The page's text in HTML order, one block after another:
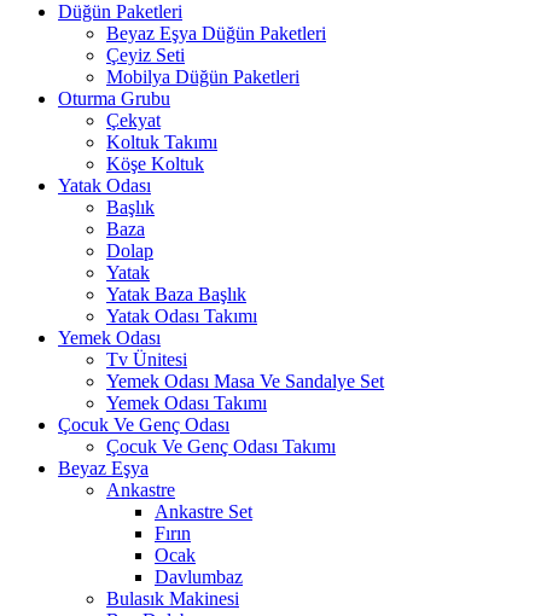
Düğün Paketleri
Beyaz Eşya Düğün Paketleri
Çeyiz Seti
Mobilya Düğün Paketleri
Oturma Grubu
Çekyat
Koltuk Takımı
Köşe Koltuk
Yatak Odası
Başlık
Baza
Dolap
Yatak
Yatak Baza Başlık
Yatak Odası Takımı
Yemek Odası
Tv Ünitesi
Yemek Odası Masa Ve Sandalye Set
Yemek Odası Takımı
Çocuk Ve Genç Odası
Çocuk Ve Genç Odası Takımı
Beyaz Eşya
Ankastre
Ankastre Set
Fırın
Ocak
Davlumbaz
Bulasık Makinesi